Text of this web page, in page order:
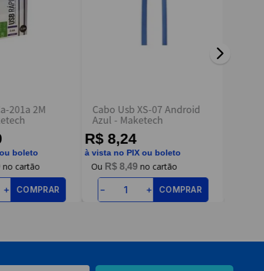
201a 2M
boleto
＋ COMPRAR
Cabo Usb XS-07 Android
Azul - Maketech
R$ 8,24
à vista no PIX ou boleto
R$ 8,49
＋
－ COMPRAR